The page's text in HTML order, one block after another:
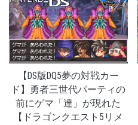
【DS版DQ5夢の対戦カー
ド】勇者三世代パーティの
前にゲマ「達」が現れた
【ドラゴンクエスト5リメ